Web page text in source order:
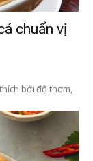
chuẩn vị
bởi độ thơm,